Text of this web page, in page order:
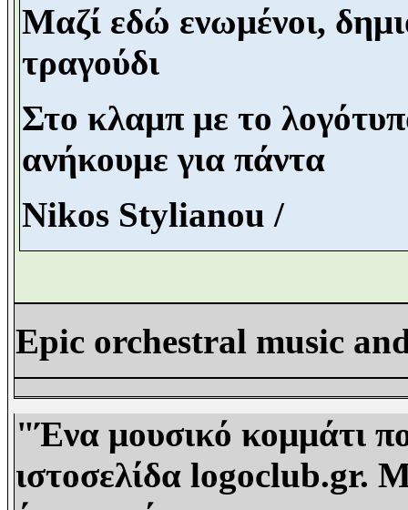
Μαζί εδώ ενωμένοι,
τραγούδι
Στο κλαμπ με το
ανήκουμε για πάντα
Nikos Stylianou /
Epic orchestral music
"Ένα μουσικό κομμάτι
ιστοσελίδα logoclub.gr.